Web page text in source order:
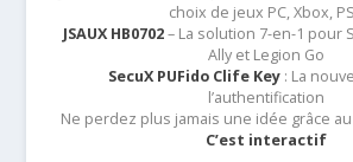
choix de jeux PC, Xbox,
JSAUX HB0702– La solution 7-en-1 pour
Ally et Legion Go
SecuX PUFido Clife Key : La
l’authentification
Ne perdez plus jamais une idée grâce au
C’est interactif